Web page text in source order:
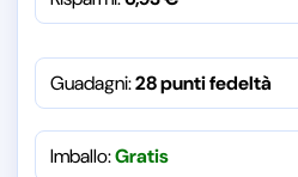
Guadagni:28 punti fedeltà
Imballo:Gratis